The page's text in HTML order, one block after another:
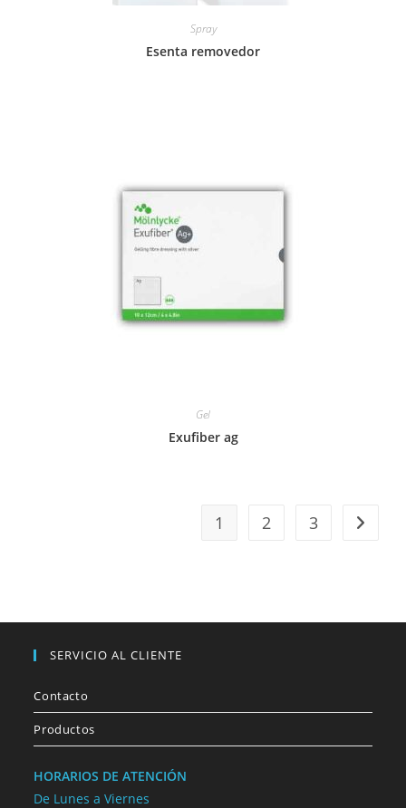
Spray
Esenta removedor
Gel
Exufiber ag
1 2 3
SERVICIO AL CLIENTE
Contacto
Productos
HORARIOS DE ATENCIÓN
De Lunes a Viernes